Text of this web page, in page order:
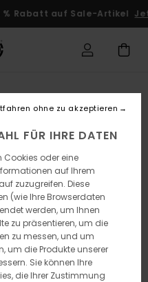
Rabatt auf Sale-Artikel
FÜR IHRE DATEN
Cookies oder eine
auf Ihrem
zuzugreifen. Diese
(wie Ihre Browserdaten
werden, um Ihnen
zu präsentieren, um die
zu messen, und um
um die Produkte unserer
Sie können Ihre
die Ihrer Zustimmung
ohne zu akzeptieren